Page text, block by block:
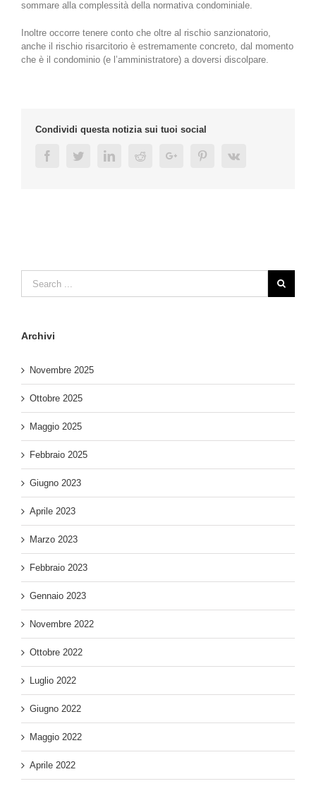
sommare alla complessità della normativa condominiale.
Inoltre occorre tenere conto che oltre al rischio sanzionatorio,
anche il rischio risarcitorio è estremamente concreto, dal momento
che è il condominio (e l’amministratore) a doversi discolpare.
Condividi questa notizia sui tuoi social
FacebookTwitterLinkedinRedditGoogle+ PinterestVk
Archivi
Novembre 2025
Ottobre 2025
Maggio 2025
Febbraio 2025
Giugno 2023
Aprile 2023
Marzo 2023
Febbraio 2023
Gennaio 2023
Novembre 2022
Ottobre 2022
Luglio 2022
Giugno 2022
Maggio 2022
Aprile 2022